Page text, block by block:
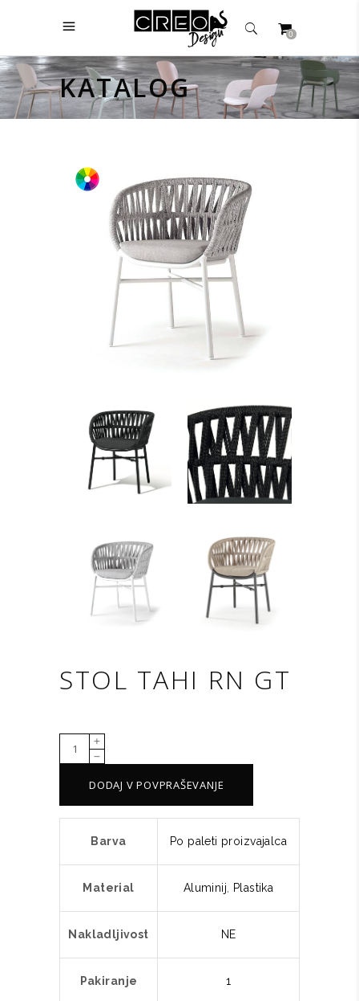
0
KATALOG
STOL TAHI RN GT
Stol
TAHI
GT
DODAJ V POVPRAŠEVANJE
Barva Po paleti proizvajalca
Material Aluminij Plastika
Nakladljivost NE
Pakiranje 1